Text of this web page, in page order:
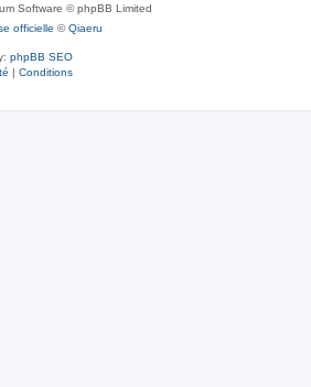
Software © phpBB Limited
officielle ©Qiaeru
phpBB SEO
| Conditions